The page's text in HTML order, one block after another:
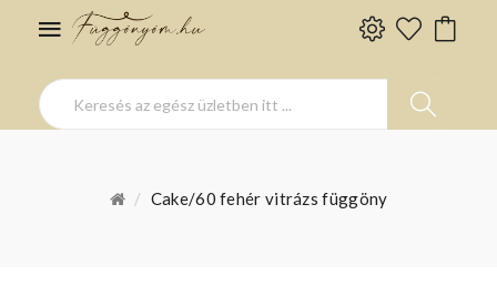
Cake/60 fehér vitrázs függöny